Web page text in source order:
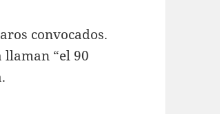
convocados.
llaman “el 90